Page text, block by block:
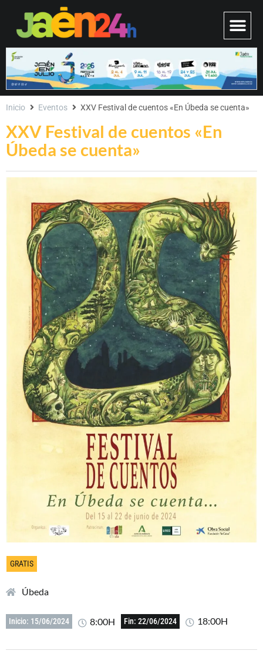
XXV Festival de cuentos «En
Úbeda se cuenta»
Inicio Eventos XXV Festival de cuentos «En Úbeda se cuenta»
GRATIS
Úbeda
Inicio: 15/06/2024 8:00H Fin: 22/06/2024 18:00H